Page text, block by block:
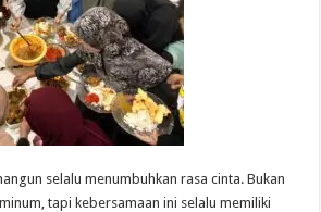
selalu menumbuhkan rasa cinta. Bukan
tapi kebersamaan ini selalu memiliki